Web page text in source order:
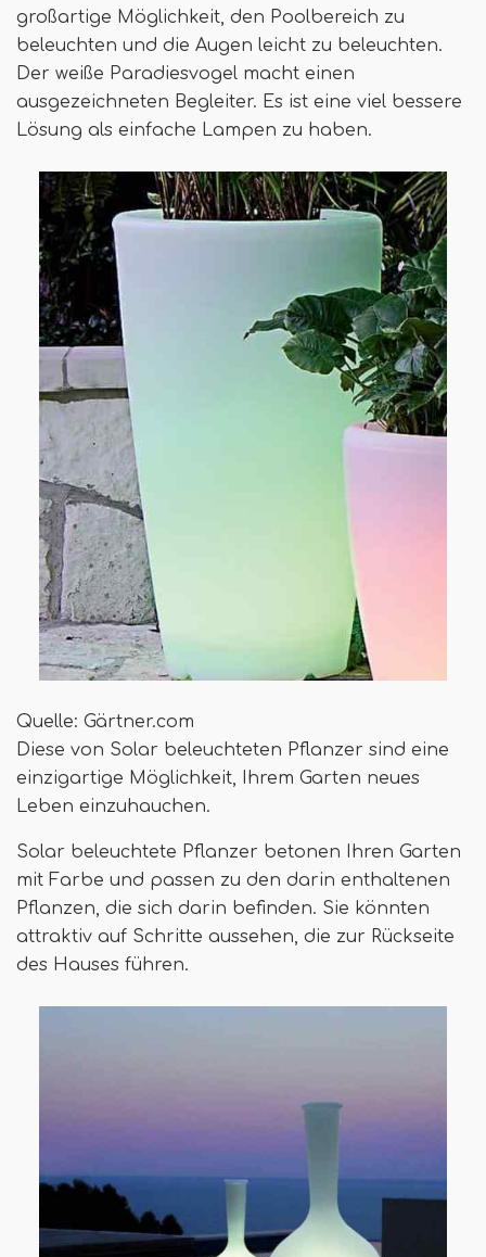
großartige Möglichkeit, den Poolbereich zu
beleuchten und die Augen leicht zu beleuchten.
Der weiße Paradiesvogel macht einen
ausgezeichneten Begleiter. Es ist eine viel bessere
Lösung als einfache Lampen zu haben.
Quelle: Gärtner.com
Diese von Solar beleuchteten Pflanzer sind eine
einzigartige Möglichkeit, Ihrem Garten neues
Leben einzuhauchen.
Solar beleuchtete Pflanzer betonen Ihren Garten
mit Farbe und passen zu den darin enthaltenen
Pflanzen, die sich darin befinden. Sie könnten
attraktiv auf Schritte aussehen, die zur Rückseite
des Hauses führen.